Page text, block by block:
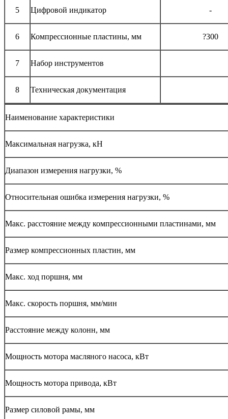
5 Цифровой индикатор -
6 Компрессионные пластины, мм ?300
7 Набор инструментов
8 Техническая документация
Наименование характеристики
Максимальная нагрузка, кН
Диапазон измерения нагрузки, %
Относительная ошибка измерения нагрузки, %
Макс. расстояние между компрессионными пластинами, мм
Размер компрессионных пластин, мм
Макс. ход поршня, мм
Макс. скорость поршня, мм/мин
Расстояние между колонн, мм
Мощность мотора масляного насоса, кВт
Мощность мотора привода, кВт
Размер силовой рамы, мм